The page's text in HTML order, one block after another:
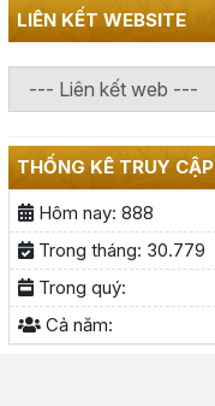
LIÊN KẾT WEBSITE
THỐNG KÊ TRUY CẬP
Hôm nay: 888
Trong tháng: 30.779
Trong quý:
Cả năm: